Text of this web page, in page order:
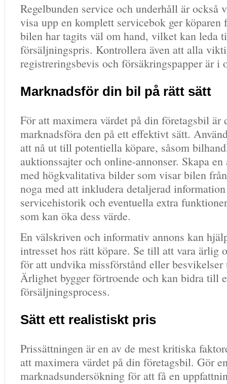
Regelbunden service och underhåll är
visa upp en komplett servicebok ger köparen
bilen har tagits väl om hand, vilket kan leda
försäljningspris. Kontrollera även att alla
registreringsbevis och försäkringspapper är i
Marknadsför din bil på rätt sätt
För att maximera värdet på din företagsbil är
marknadsföra den på ett effektivt sätt.
att nå ut till potentiella köpare, såsom
auktionssajter och online-annonser. Skapa
med högkvalitativa bilder som visar bilen
noga med att inkludera detaljerad
servicehistorik och eventuella extra
som kan öka dess värde.
En välskriven och informativ annons kan
intresset hos rätt köpare. Se till att vara ärlig
för att undvika missförstånd eller besvikelser
Ärlighet bygger förtroende och kan bidra till
försäljningsprocess.
Sätt ett realistiskt pris
Prissättningen är en av de mest kritiska
att maximera värdet på din företagsbil. Gör
marknadsundersökning för att få en